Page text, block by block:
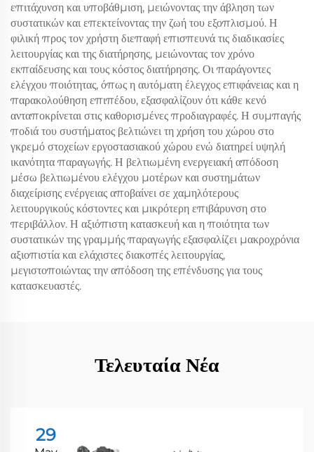
επιτάχυνση και υποβάθμιση, μειώνοντας την άβληση των
συστατικών και επεκτείνοντας την ζωή του εξοπλισμού. Η
φιλική προς τον χρήστη διεπαφή επισπευνά τις διαδικασίες
λειτουργίας και της διατήρησης, μειώνοντας τον χρόνο
εκπαίδευσης και τους κόστος διατήρησης. Οι παράγοντες
ελέγχου ποιότητας, όπως η αυτόματη έλεγχος επιφάνειας και η
παρακολούθηση επιπέδου, εξασφαλίζουν ότι κάθε κενό
ανταποκρίνεται στις καθορισμένες προδιαγραφές. Η συμπαγής
ποδιά του συστήματος βελτιώνει τη χρήση του χώρου στο
γκρεμό στοχείων εργοστασιακού χώρου ενώ διατηρεί υψηλή
ικανότητα παραγωγής. Η βελτιωμένη ενεργειακή απόδοση
μέσω βελτιωμένου ελέγχου μοτέρων και συστημάτων
διαχείρισης ενέργειας αποβαίνει σε χαμηλότερους
λειτουργικούς κόστοντες και μικρότερη επιβάρυνση στο
περιβάλλον. Η αξιόπιστη κατασκευή και η ποιότητα των
συστατικών της γραμμής παραγωγής εξασφαλίζει μακροχρόνια
αξιοπιστία και ελάχιστες διακοπές λειτουργίας,
μεγιστοποιώντας την απόδοση της επένδυσης για τους
κατασκευαστές.
Τελευταία Νέα
29